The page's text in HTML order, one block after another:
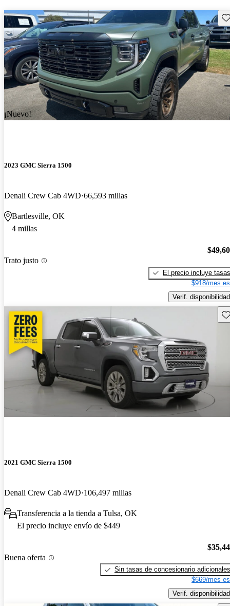
¡Nuevo!
2023 GMC Sierra 1500
Denali Crew Cab 4WD 66,593 millas
Bartlesville, OK
4 millas
Trato justo
El precio incluye tasas
$918/mes
Verif. disponibilidad
2021 GMC Sierra 1500
Denali Crew Cab 4WD 106,497 millas
Transferencia a la tienda a Tulsa, OK
El precio incluye envío de $449
Buena oferta
Sin tasas de concesionario adicionales
$669/mes
Verif. disponibilidad